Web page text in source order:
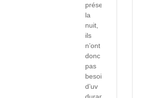
présent
la
nuit,
ils
n’ont
donc
pas
besoin
d’uv
durant